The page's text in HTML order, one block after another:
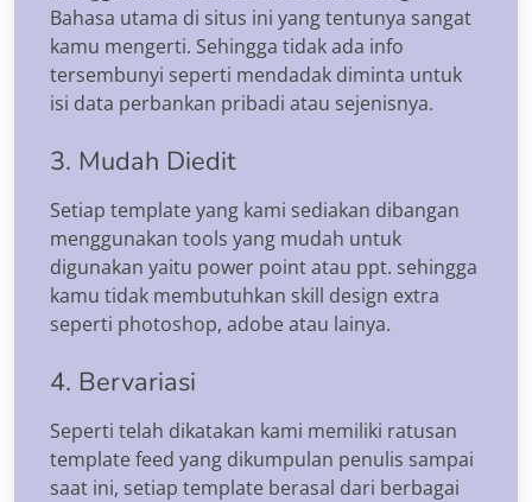
Bahasa utama di situs ini yang tentunya sangat
kamu mengerti. Sehingga tidak ada info
tersembunyi seperti mendadak diminta untuk
isi data perbankan pribadi atau sejenisnya.
3. Mudah Diedit
Setiap template yang kami sediakan dibangan
menggunakan tools yang mudah untuk
digunakan yaitu power point atau ppt. sehingga
kamu tidak membutuhkan skill design extra
seperti photoshop, adobe atau lainya.
4. Bervariasi
Seperti telah dikatakan kami memiliki ratusan
template feed yang dikumpulan penulis sampai
saat ini, setiap template berasal dari berbagai